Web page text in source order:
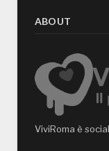
ABOUT
ViviRoma è